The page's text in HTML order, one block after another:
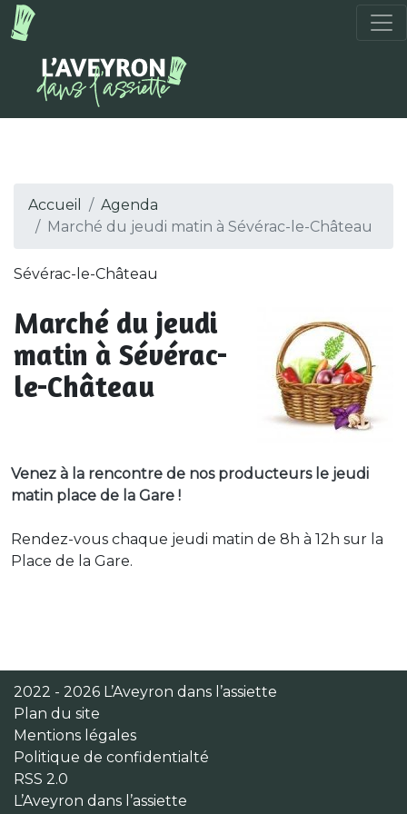
Accueil
Agenda
Marché du jeudi matin à Sévérac-le-Château
Sévérac-le-Château
Marché du jeudi
matin à Sévérac-
le-Château
Venez à la rencontre de nos producteurs le jeudi
matin place de la Gare !
Rendez-vous chaque jeudi matin de 8h à 12h sur la
Place de la Gare.
2022 - 2026 L’Aveyron dans l’assiette
Plan du site
Mentions légales
Politique de confidentialté
RSS 2.0
L’Aveyron dans l’assiette